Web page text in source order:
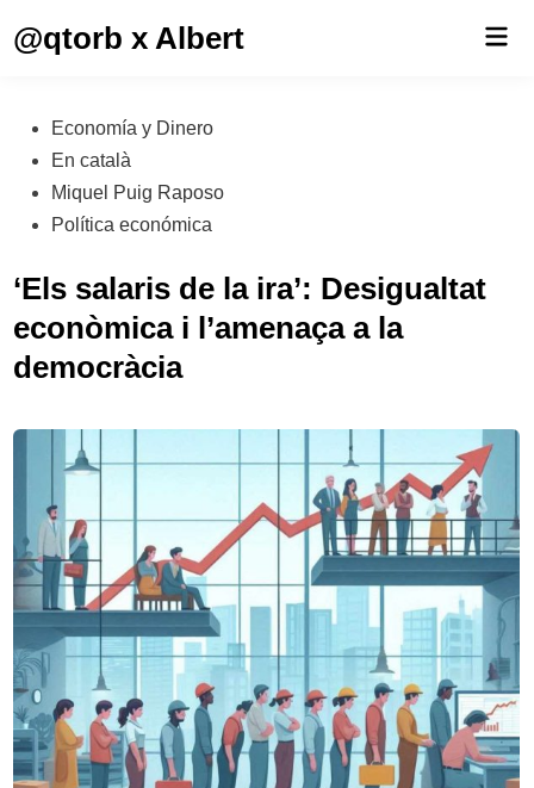
@qtorb x Albert
Publicado
en
Economía y Dinero
En català
Miquel Puig Raposo
Política económica
‘Els salaris de la ira’: Desigualtat
econòmica i l’amenaça a la
democràcia